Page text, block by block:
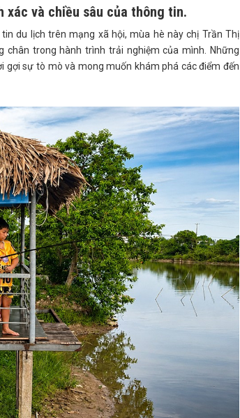
xác và chiều sâu của thông tin.
du lịch trên mạng xã hội, mùa hè này chị Trần Thị
trong hành trình trải nghiệm của mình. Những
gợi sự tò mò và mong muốn khám phá các điểm đến